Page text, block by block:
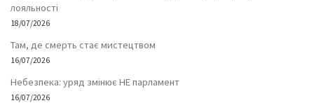
лояльності
18/07/2026
Там, де смерть стає мистецтвом
16/07/2026
Небезпека: уряд змінює НЕ парламент
16/07/2026